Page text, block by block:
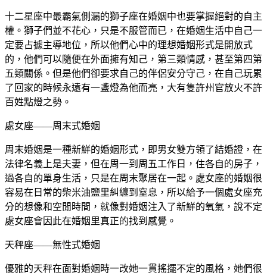
十二星座中最霸氣側漏的獅子座在婚姻中也要掌握絕對的自主
權。獅子們並不花心，只是不服管而已，在婚姻生活中自己一
定要占據主導地位，所以他們心中的理想婚姻形式是開放式
的，他們可以隨便在外面擁有知己，第三類情感，甚至第四第
五類關係。但是他們卻要求自己的伴侶安分守己，在自己玩累
了回家的時候永遠有一盞燈為他而亮，大有隻許州官放火不許
百姓點燈之勢。
處女座——周末式婚姻
周末婚姻是一種新鮮的婚姻形式，即男女雙方領了結婚證，在
法律名義上是夫妻，但在周一到周五工作日，住各自的房子，
過各自的單身生活，只是在周末聚居在一起。處女座的婚姻很
容易在日常的柴米油鹽里糾纏到窒息，所以給予一個處女座充
分的想像和空閒時間，就像對婚姻注入了新鮮的氧氣，說不定
處女座會因此在婚姻里真正的找到感覺。
天秤座——無性式婚姻
優雅的天秤在面對婚姻時一改她一貫搖擺不定的風格，她們很